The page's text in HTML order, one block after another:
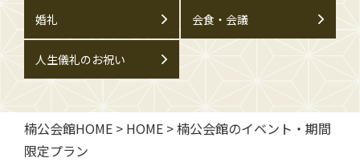
婚礼 会食・会議
人生儀礼のお祝い
楠公会館HOME > HOME >楠公会館のイベント・期間
限定プラン